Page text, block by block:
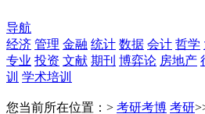
导航
经济 管理 金融 统计 数据 会计 哲学
专业 投资 文献 期刊 博弈论 房地产
训 学术培训
您当前所在位置：> 考研考博 考研